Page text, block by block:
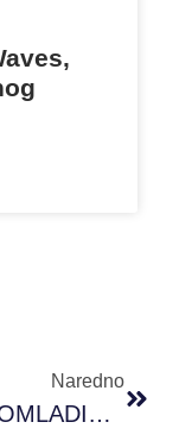
Naredno
PRONI OMLADINSKI FOND BIJELJINA: Odobreni Projekti